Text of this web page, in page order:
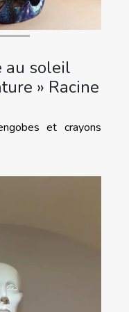
au soleil
» Racine
et crayons